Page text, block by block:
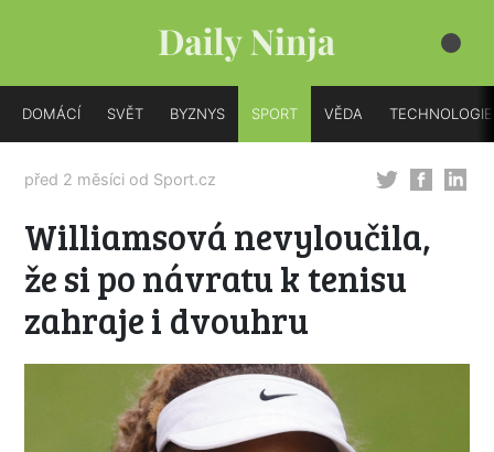
DOMÁCÍ SVĚT BYZNYS SPORT VĚDA TECHNOLOGIE
před 2 měsíci od Sport.cz
Williamsová nevyloučila,
že si po návratu k tenisu
zahraje i dvouhru